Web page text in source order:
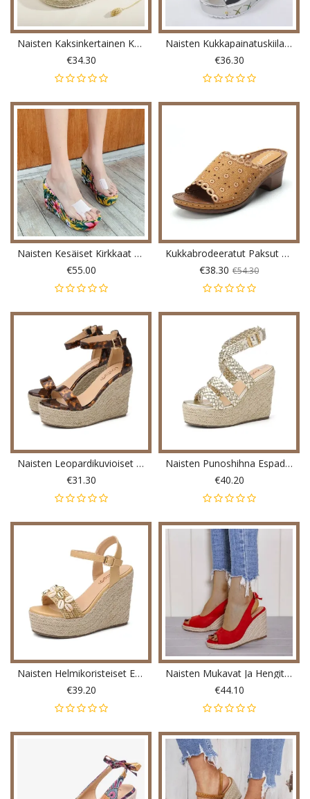
Naisten Kaksinkertainen Kaltevuusvärihihna Mukavat Liukumattomat Espadrille-Tasosandaalit
€34.30
Naisten Kukkapainatuskiilat Solki Nilkkasandaalit
€36.30
Naisten Kesäiset Kirkkaat Yksihihnaiset Kiilakorkosandaalit
€55.00
Kukkabrodeeratut Paksut Heel Peep Toe Sandaalit
€38.30 €54.30
Naisten Leopardikuvioiset Espadrille-Sandaalit
€31.30
Naisten Punoshihna Espadrille Slingback Platform Sandaalit
€40.20
Naisten Helmikoristeiset Espadrille-Soljet Sandaalit
€39.20
Naisten Mukavat Ja Hengittävät Rennot Sandaalit
€44.10